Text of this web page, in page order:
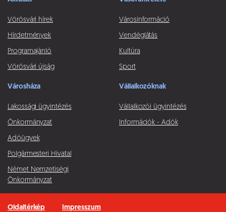
Vörösvári hírek
Hírdetmények
Programajánló
Vörösvári újság
Városinformáció
Vendéglátás
Kultúra
Sport
Városháza
Lakossági ügyintézés
Önkormányzat
Adóügyek
Polgármesteri Hivatal
Német Nemzetiségi
Önkormányzat
Vállalkozóknak
Vállalkozói ügyintézés
Információk - Adók
Oldaltérkép Impresszum